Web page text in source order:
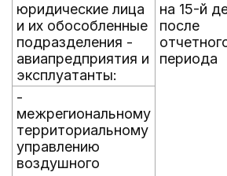
юридические лица
и их обособленные
подразделения -
авиапредприятия и
эксплуатанты:
на 15-й
после
периода
-
межрегиональному
территориальному
управлению
воздушного